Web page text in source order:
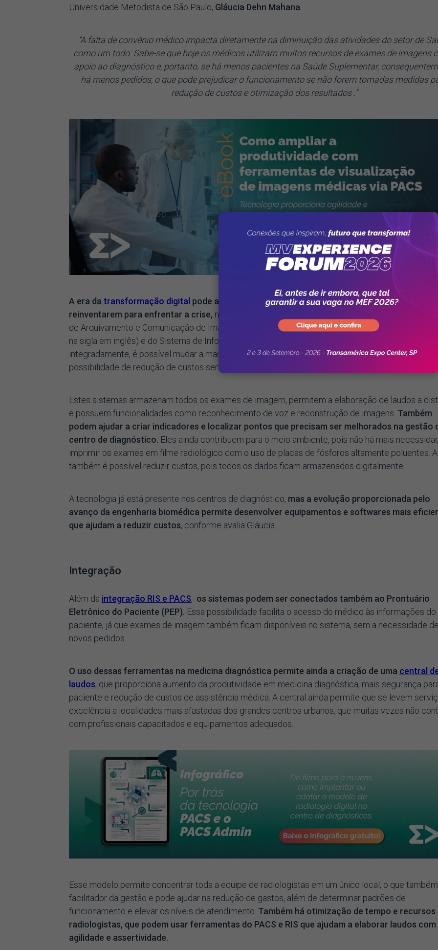
Universidade Metodista de São Paulo, Gláucia Dehn Mahana
“A falta de convênio médico impacta diretamente na diminuição das atividades do setor de
como um todo. Sabe-se que hoje os médicos utilizam muitos recursos de exames de imagens
apoio ao diagnóstico e, portanto, se há menos pacientes na Saúde Suplementar,
há menos pedidos, o que pode prejudicar o funcionamento se não forem tomadas medidas
redução de custos e otimização dos resultados .”
A era da transformação digital pode auxiliar gestores de centros de diagnóstico por imagem
reinventarem para enfrentar a crise, na avaliação da especialista. Isso porque, com o uso do
de Arquivamento e Comunicação de Imagens (Picture Archiving and Communication System —
na sigla em inglês) e do Sistema de Informações de Radiologia (Radiology Information System —
integradamente, é possível mudar a maneira como se opera o centro de diagnóstico, com
possibilidade de redução de custos sem perder a qualidade do atendimento.
Estes sistemas armazenam todos os exames de imagem, permitem a elaboração de laudos a
e possuem funcionalidades como reconhecimento de voz e reconstrução de imagens. Também
podem ajudar a criar indicadores e localizar pontos que precisam ser melhorados na gestão
centro de diagnóstico. Eles ainda contribuem para o meio ambiente, pois não há mais
imprimir os exames em filme radiológico com o uso de placas de fósforos altamente poluentes.
também é possível reduzir custos, pois todos os dados ficam armazenados digitalmente.
A tecnologia já está presente nos centros de diagnóstico, mas a evolução proporcionada pelo
avanço da engenharia biomédica permite desenvolver equipamentos e softwares mais
que ajudam a reduzir custos, conforme avalia Gláucia.
Integração
Além da integração RIS e PACS, os sistemas podem ser conectados também ao Prontuário
Eletrônico do Paciente (PEP). Essa possibilidade facilita o acesso do médico às informações do
paciente, já que exames de imagem também ficam disponíveis no sistema, sem a necessidade
novos pedidos.
O uso dessas ferramentas na medicina diagnóstica permite ainda a criação de uma central
laudos, que proporciona aumento da produtividade em medicina diagnóstica, mais segurança
paciente e redução de custos de assistência médica. A central ainda permite que se levem
excelência a localidades mais afastadas dos grandes centros urbanos, que muitas vezes não
com profissionais capacitados e equipamentos adequados.
Esse modelo permite concentrar toda a equipe de radiologistas em um único local, o que
facilitador da gestão e pode ajudar na redução de gastos, além de determinar padrões de
funcionamento e elevar os níveis de atendimento. Também há otimização de tempo e recursos
radiologistas, que podem usar ferramentas do PACS e RIS que ajudam a elaborar laudos com
agilidade e assertividade.